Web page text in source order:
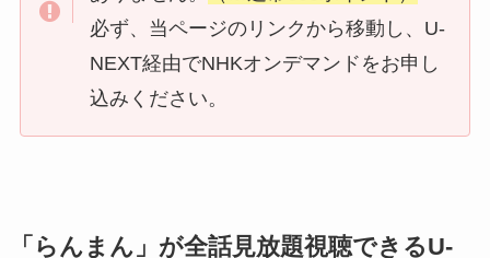
必ず、当ページのリンクから移動し、U-
NEXT経由でNHKオンデマンドをお申し
込みください。
「らんまん」が全話見放題視聴できるU-